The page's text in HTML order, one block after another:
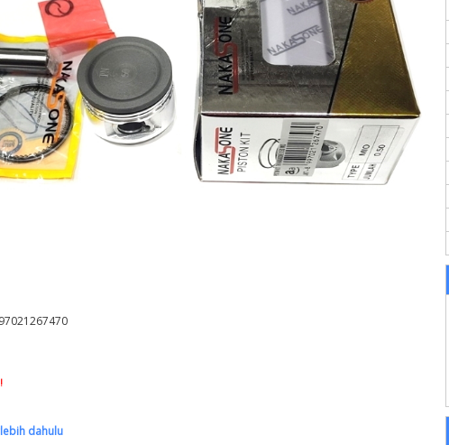
dahulu